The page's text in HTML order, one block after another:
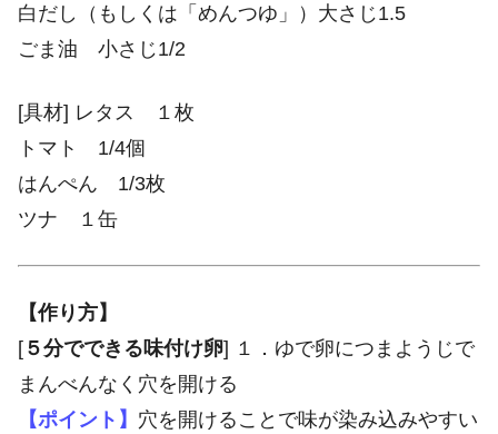
白だし（もしくは「めんつゆ」）大さじ1.5
ごま油 小さじ1/2
[具材] レタス １枚
トマト 1/4個
はんぺん 1/3枚
ツナ １缶
【作り方】
[ ５分でできる味付け卵] １．ゆで卵につまようじで
まんべんなく穴を開ける
【ポイント】 穴を開けることで味が染み込みやすい